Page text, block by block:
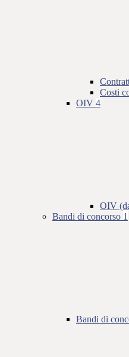
Costi
OIV 4
OIV
Bandi di concorso 1
Bandi di